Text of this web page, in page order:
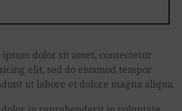
dolor sit amet, consectetur
elit, sed do eiusmod tempor
ut labore et dolore magna aliqua.